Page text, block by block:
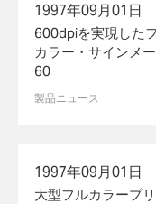
1997年09月01日
600dpiを実現した
カラー・サインメ
60
製品ニュース
1997年09月01日
大型フルカラープ